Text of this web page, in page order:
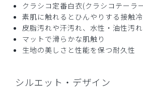
通気性が、過去の製品に比べてかなり
した。軽さも感じており、悩みました
す！！
商品：B16メンズ白衣:ショートスリ
役に立った 0
クラシコ定番白衣(クラシコテーラ
素肌に触れるとひんやりする接触
皮脂汚れや汗汚れ、水性・油性汚
マットで滑らかな肌触り
生地の美しさと性能を保つ耐久性
シルエット・デザイン